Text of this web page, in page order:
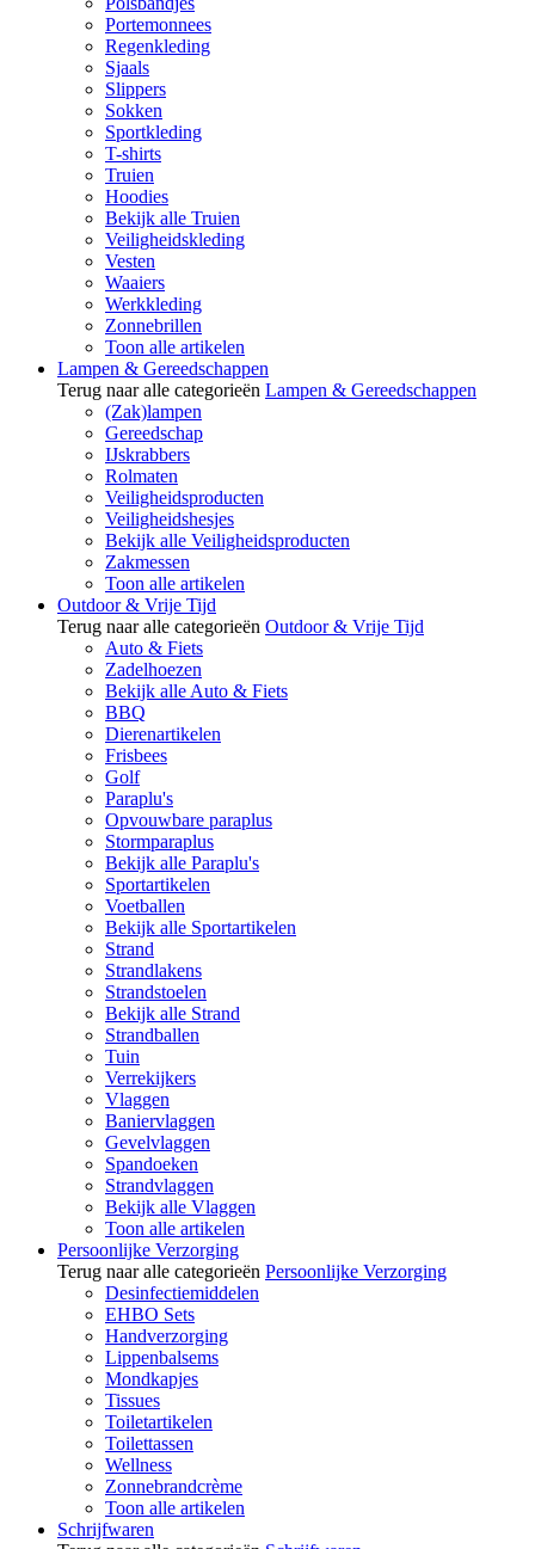
Portemonnees
Regenkleding
Sjaals
Slippers
Sokken
Sportkleding
T-shirts
Truien
Hoodies
Bekijk alle Truien
Veiligheidskleding
Vesten
Waaiers
Werkkleding
Zonnebrillen
Toon alle artikelen
Lampen & Gereedschappen
Terug naar alle categorieën Lampen & Gereedschappen
(Zak)lampen
Gereedschap
IJskrabbers
Rolmaten
Veiligheidsproducten
Veiligheidshesjes
Bekijk alle Veiligheidsproducten
Zakmessen
Toon alle artikelen
Outdoor & Vrije Tijd
Terug naar alle categorieën Outdoor & Vrije Tijd
Auto & Fiets
Zadelhoezen
Bekijk alle Auto & Fiets
BBQ
Dierenartikelen
Frisbees
Golf
Paraplu's
Opvouwbare paraplus
Stormparaplus
Bekijk alle Paraplu's
Sportartikelen
Voetballen
Bekijk alle Sportartikelen
Strand
Strandlakens
Strandstoelen
Bekijk alle Strand
Strandballen
Tuin
Verrekijkers
Vlaggen
Baniervlaggen
Gevelvlaggen
Spandoeken
Strandvlaggen
Bekijk alle Vlaggen
Toon alle artikelen
Persoonlijke Verzorging
Terug naar alle categorieën Persoonlijke Verzorging
Desinfectiemiddelen
EHBO Sets
Handverzorging
Lippenbalsems
Mondkapjes
Tissues
Toiletartikelen
Toilettassen
Wellness
Zonnebrandcrème
Toon alle artikelen
Schrijfwaren